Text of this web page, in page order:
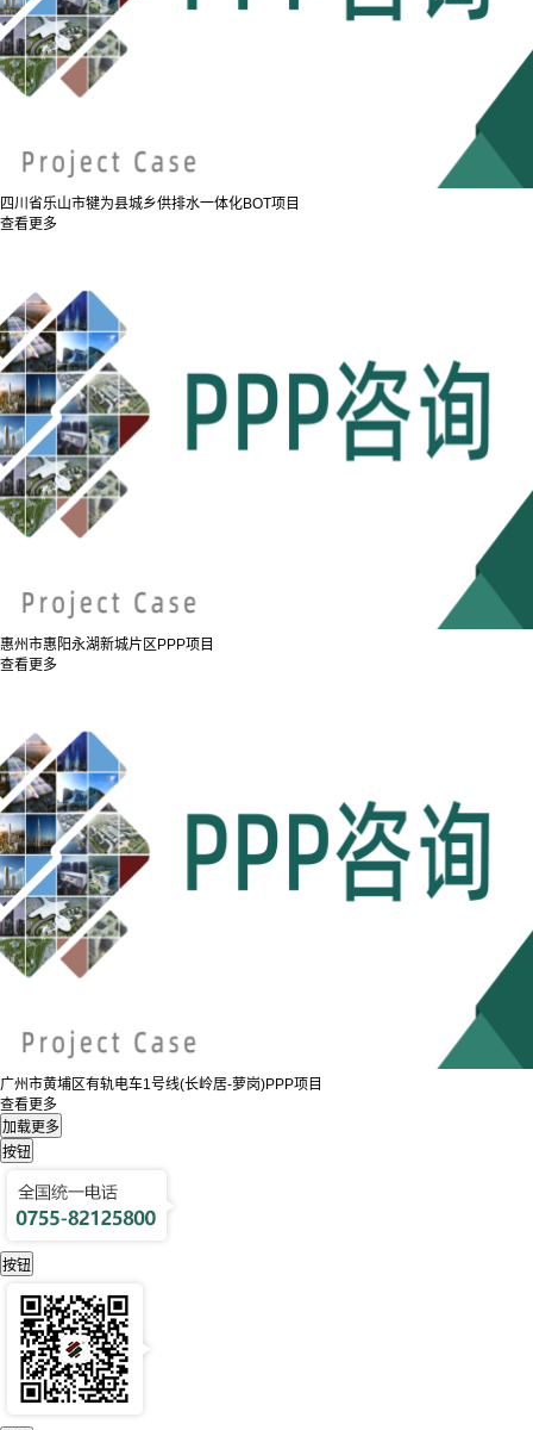
四川省乐山市犍为县城乡供排水一体化BOT项目
查看更多
惠州市惠阳永湖新城片区PPP项目
查看更多
广州市黄埔区有轨电车1号线(长岭居-萝岗)PPP项目
查看更多